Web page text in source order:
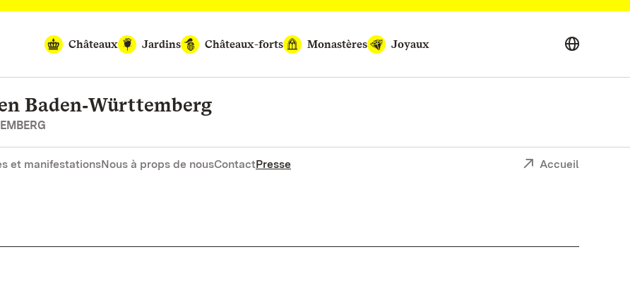
Châteaux
Jardins Châteaux-forts Monastères Joyaux
Baden‑Württemberg
et manifestationsNous à props de nousContactPresse Accueil